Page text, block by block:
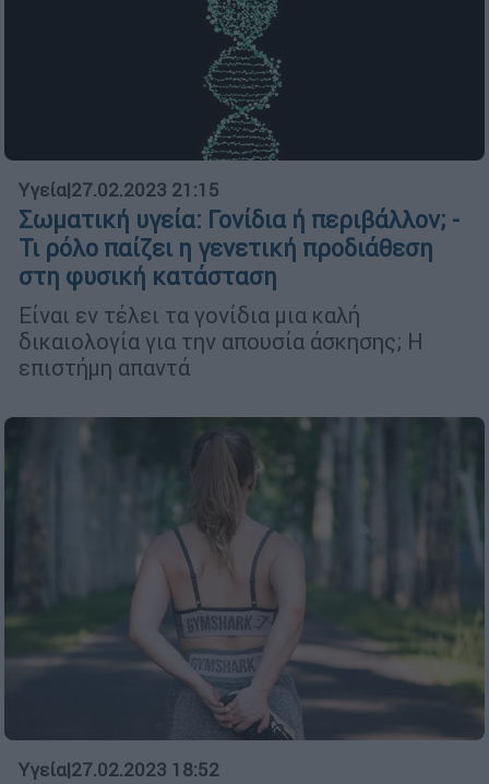
Υγεία|27.02.2023 21:15
Σωματική υγεία: Γονίδια ή περιβάλλον; -
Τι ρόλο παίζει η γενετική προδιάθεση
στη φυσική κατάσταση
Είναι εν τέλει τα γονίδια μια καλή
δικαιολογία για την απουσία άσκησης; Η
επιστήμη απαντά
Υγεία|27.02.2023 18:52